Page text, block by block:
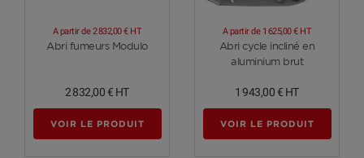
Voir plus
Abri fumeurs Modulo
A partir de2 832,00 € HT
2 832,00 € HT
VOIR LE PRODUIT
Voir plus
Abri cycle incliné en
aluminium brut
A partir de 1 625,00 € HT
1 943,00 € HT
VOIR LE PRODUIT